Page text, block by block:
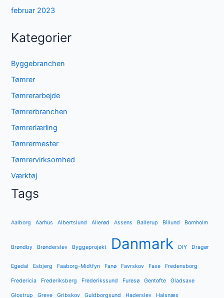
februar 2023
Kategorier
Byggebranchen
Tømrer
Tømrerarbejde
Tømrerbranchen
Tømrerlærling
Tømrermester
Tømrervirksomhed
Værktøj
Tags
Aalborg Aarhus Albertslund Allerød Assens Ballerup Billund Bornholm
Brøndby Brønderslev Byggeprojekt Danmark DIY Dragør
Egedal Esbjerg Faaborg-Midtfyn Fanø Favrskov Faxe Fredensborg
Fredericia Frederiksberg Frederikssund Furesø Gentofte Gladsaxe
Glostrup Greve Gribskov Guldborgsund Haderslev Halsnæs